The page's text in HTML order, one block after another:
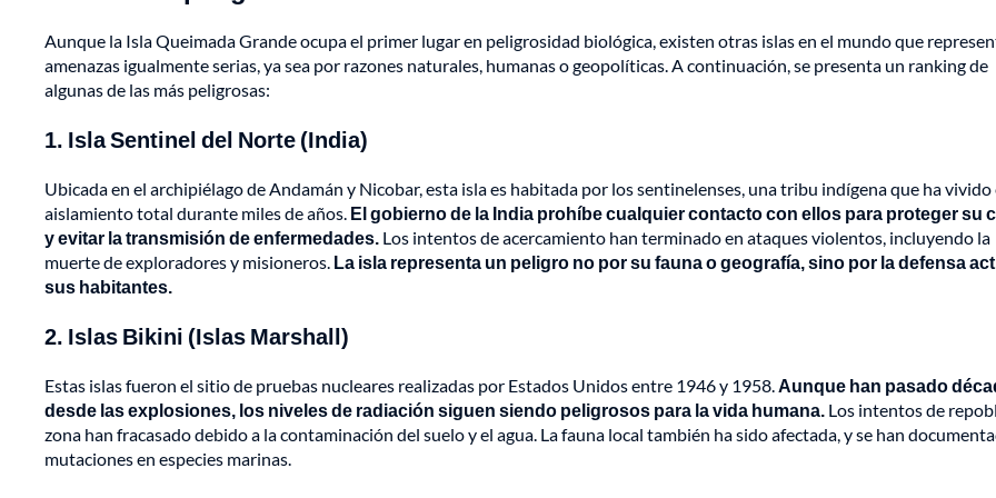
Aunque la Isla Queimada Grande ocupa el primer lugar en peligrosidad biológica, existen otras islas en el mundo que
amenazas igualmente serias, ya sea por razones naturales, humanas o geopolíticas. A continuación, se presenta un ranking de
algunas de las más peligrosas:
1. Isla Sentinel del Norte (India)
Ubicada en el archipiélago de Andamán y Nicobar, esta isla es habitada por los sentinelenses, una tribu indígena que ha vivido
aislamiento total durante miles de años. El gobierno de la India prohíbe cualquier contacto con ellos para proteger su
y evitar la transmisión de enfermedades. Los intentos de acercamiento han terminado en ataques violentos, incluyendo la
muerte de exploradores y misioneros. La isla representa un peligro no por su fauna o geografía, sino por la defensa
sus habitantes.
2. Islas Bikini (Islas Marshall)
Estas islas fueron el sitio de pruebas nucleares realizadas por Estados Unidos entre 1946 y 1958.Aunque han pasado
desde las explosiones, los niveles de radiación siguen siendo peligrosos para la vida humana. Los intentos de
zona han fracasado debido a la contaminación del suelo y el agua. La fauna local también ha sido afectada, y se han
mutaciones en especies marinas.